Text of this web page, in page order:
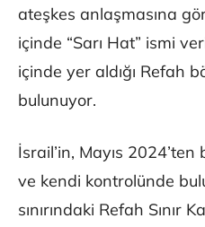
ateşkes anlaşmasına
içinde “Sarı Hat” ismi
içinde yer aldığı Refah
bulunuyor.
İsrail’in, Mayıs
ve kendi kontrolünde
sınırındaki Refah Sınır